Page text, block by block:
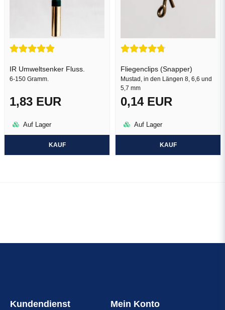
IR Umweltsenker Fluss.
6-150 Gramm.
1,83 EUR
Auf Lager
KAUF
Fliegenclips (Snapper)
Mustad, in den Längen 8, 6,6 und
5,7 mm
0,14 EUR
Auf Lager
KAUF
Kundendienst Mein Konto